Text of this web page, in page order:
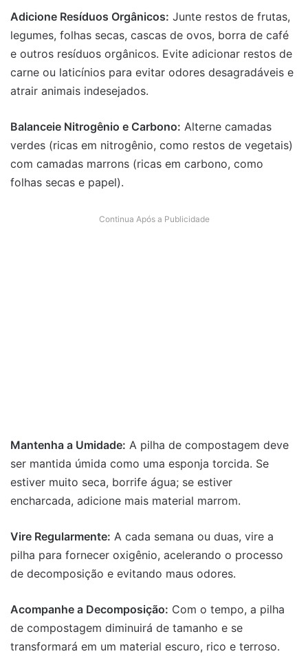
Adicione Resíduos Orgânicos: Junte restos de frutas,
legumes, folhas secas, cascas de ovos, borra de café
e outros resíduos orgânicos. Evite adicionar restos de
carne ou laticínios para evitar odores desagradáveis e
atrair animais indesejados.
Balanceie Nitrogênio e Carbono: Alterne camadas
verdes (ricas em nitrogênio, como restos de vegetais)
com camadas marrons (ricas em carbono, como
folhas secas e papel).
Continua Após a Publicidade
Mantenha a Umidade: A pilha de compostagem deve
ser mantida úmida como uma esponja torcida. Se
estiver muito seca, borrife água; se estiver
encharcada, adicione mais material marrom.
Vire Regularmente: A cada semana ou duas, vire a
pilha para fornecer oxigênio, acelerando o processo
de decomposição e evitando maus odores.
Acompanhe a Decomposição: Com o tempo, a pilha
de compostagem diminuirá de tamanho e se
transformará em um material escuro, rico e terroso.